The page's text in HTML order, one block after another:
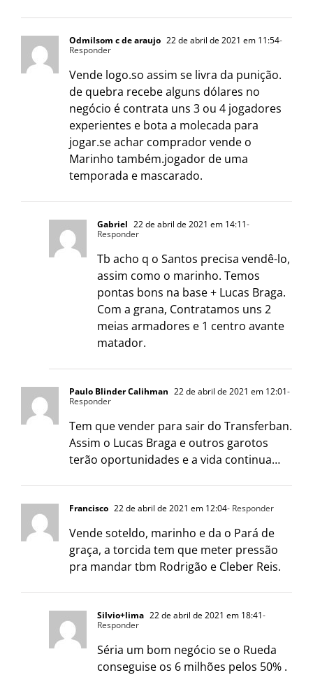
Odmilsom c de araujo 22 de abril de 2021 em 11:54-
Responder
Vende logo.so assim se livra da punição.
de quebra recebe alguns dólares no
negócio é contrata uns 3 ou 4 jogadores
experientes e bota a molecada para
jogar.se achar comprador vende o
Marinho também.jogador de uma
temporada e mascarado.
Gabriel 22 de abril de 2021 em 14:11-
Responder
Tb acho q o Santos precisa vendê-lo,
assim como o marinho. Temos
pontas bons na base + Lucas Braga.
Com a grana, Contratamos uns 2
meias armadores e 1 centro avante
matador.
Paulo Blinder Calihman 22 de abril de 2021 em 12:01-
Responder
Tem que vender para sair do Transferban.
Assim o Lucas Braga e outros garotos
terão oportunidades e a vida continua…
Francisco 22 de abril de 2021 em 12:04- Responder
Vende soteldo, marinho e da o Pará de
graça, a torcida tem que meter pressão
pra mandar tbm Rodrigão e Cleber Reis.
Silvio+lima 22 de abril de 2021 em 18:41-
Responder
Séria um bom negócio se o Rueda
conseguise os 6 milhões pelos 50% .